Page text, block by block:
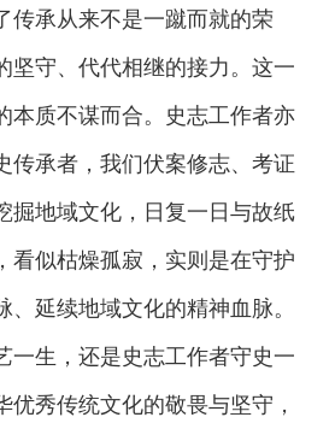
传承从来不是一蹴而就的荣
坚守、代代相继的接力。这一
本质不谋而合。史志工作者亦
传承者，我们伏案修志、考证
掘地域文化，日复一日与故纸
看似枯燥孤寂，实则是在守护
延续地域文化的精神血脉。
一生，还是史志工作者守史一
优秀传统文化的敬畏与坚守，